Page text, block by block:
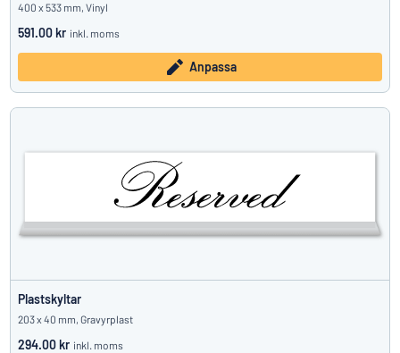
400 x 533 mm, Vinyl
591.00 kr inkl. moms
Anpassa
Plastskyltar
203 x 40 mm, Gravyrplast
294.00 kr inkl. moms